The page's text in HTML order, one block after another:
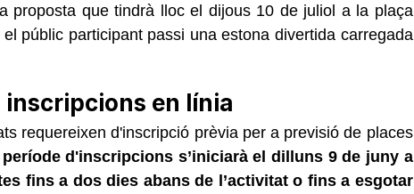
proposta que tindrà lloc el dijous 10 de juliol a la plaça
públic participant passi una estona divertida carregada
inscripcions en línia
requereixen d'inscripció prèvia per a previsió de places
període d'inscripcions s’iniciarà el dilluns 9 de juny a
fins a dos dies abans de l’activitat o fins a esgotar